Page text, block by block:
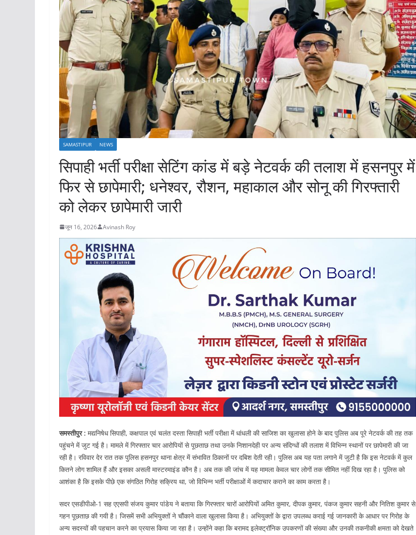
SAMASTIPUR NEWS
सिपाही भर्ती परीक्षा सेटिंग कांड में बड़े नेटवर्क की तलाश में हसनपुर में
फिर से छापेमारी; धनेश्वर, रौशन, महाकाल और सोनू की गिरफ्तारी
को लेकर छापेमारी जारी
जून 16, 2026 Avinash Roy
समस्तीपुर : मद्यनिषेध सिपाही, कक्षपाल एवं चलंत दस्ता सिपाही भर्ती परीक्षा में धांधली की साजिश का खुलासा होने के बाद पुलिस अब पूरे नेटवर्क की तह तक
पहुंचने में जुट गई है। मामले में गिरफ्तार चार आरोपियों से पूछताछ तथा उनके निशानदेही पर अन्य संदिग्धों की तलाश में विभिन्न स्थानों पर छापेमारी की जा
रही है। रविवार देर रात तक पुलिस हसनपुर थाना क्षेत्र में संभावित ठिकानों पर दबिश देती रही। पुलिस अब यह पता लगाने में जुटी है कि इस नेटवर्क में कुल
कितने लोग शामिल हैं और इसका असली मास्टरमाइंड कौन है। अब तक की जांच में यह मामला केवल चार लोगों तक सीमित नहीं दिख रहा है। पुलिस को
आशंका है कि इसके पीछे एक संगठित गिरोह सक्रिय था, जो विभिन्न भर्ती परीक्षाओं में कदाचार कराने का काम करता है।
सदर एसडीपीओ-1 सह एएसपी संजय कुमार पांडेय ने बताया कि गिरफ्तार चारों आरोपियों अमित कुमार, दीपक कुमार, पंकज कुमार सहनी और नितिश कुमार से
गहन पूछताछ की गयी है। जिसमें सभी अभियुक्तों ने चौंकाने वाला खुलासा किया है। अभियुक्तों के द्वारा उपलब्ध कराई गई जानकारी के आधार पर गिरोह के
अन्य सदस्यों की पहचान करने का प्रयास किया जा रहा है। उन्होंने कहा कि बरामद इलेक्ट्रॉनिक उपकरणों की संख्या और उनकी तकनीकी क्षमता को देखते